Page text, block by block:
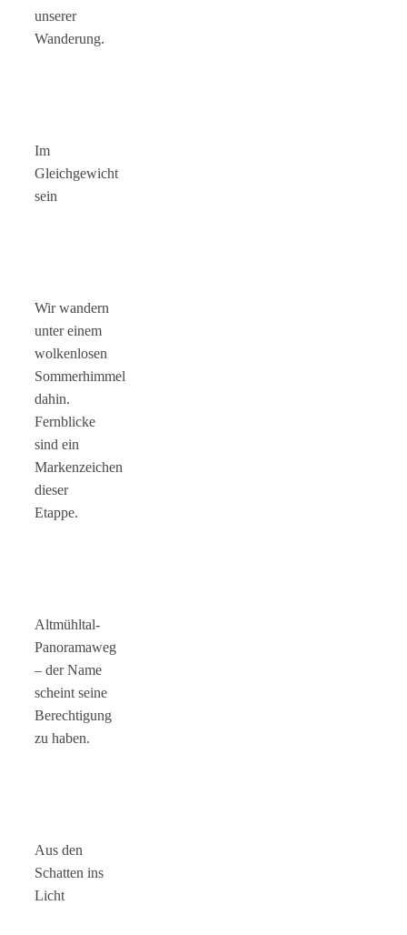
unserer
Wanderung.
Im
Gleichgewicht
sein
Wir wandern
unter einem
wolkenlosen
Sommerhimmel
dahin.
Fernblicke
sind ein
Markenzeichen
dieser
Etappe.
Altmühltal-
Panoramaweg
– der Name
scheint seine
Berechtigung
zu haben.
Aus den
Schatten ins
Licht